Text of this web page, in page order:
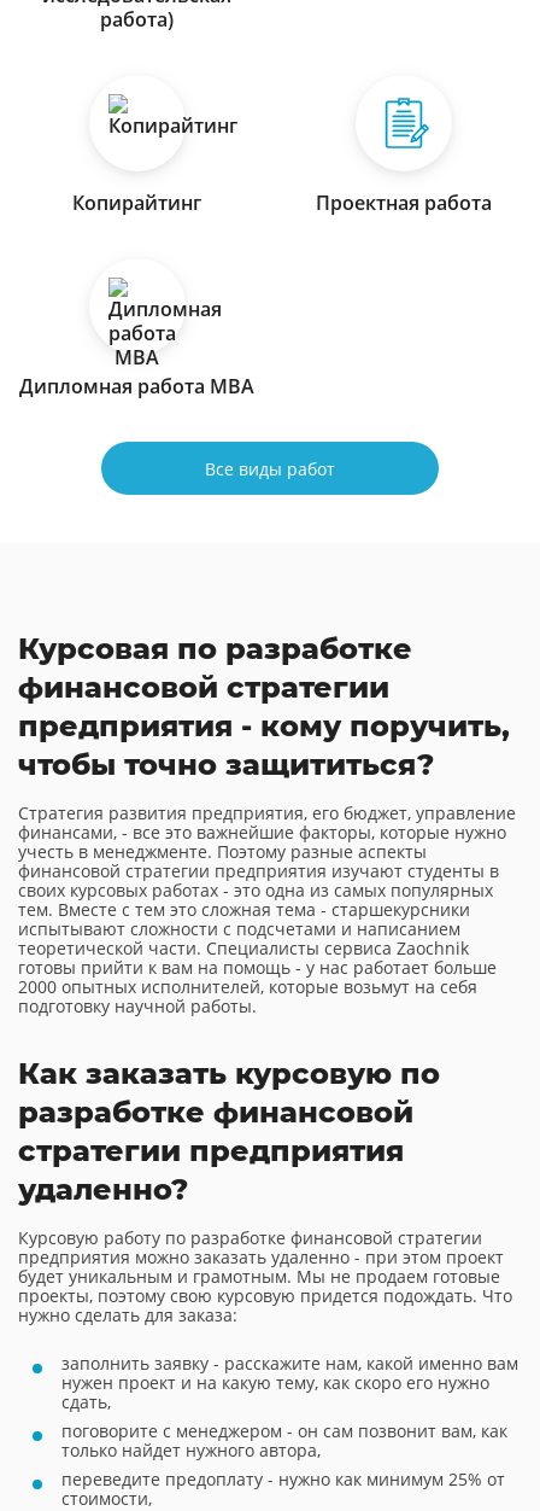
работа)
Копирайтинг Проектная работа
Дипломная работа МВА
Все виды работ
Курсовая по разработке
финансовой стратегии
предприятия - кому поручить,
чтобы точно защититься?
Стратегия развития предприятия, его бюджет, управление
финансами, - все это важнейшие факторы, которые нужно
учесть в менеджменте. Поэтому разные аспекты
финансовой стратегии предприятия изучают студенты в
своих курсовых работах - это одна из самых популярных
тем. Вместе с тем это сложная тема - старшекурсники
испытывают сложности с подсчетами и написанием
теоретической части. Специалисты сервиса Zaochnik
готовы прийти к вам на помощь - у нас работает больше
2000 опытных исполнителей, которые возьмут на себя
подготовку научной работы.
Как заказать курсовую по
разработке финансовой
стратегии предприятия
удаленно?
Курсовую работу по разработке финансовой стратегии
предприятия можно заказать удаленно - при этом проект
будет уникальным и грамотным. Мы не продаем готовые
проекты, поэтому свою курсовую придется подождать. Что
нужно сделать для заказа:
заполнить заявку - расскажите нам, какой именно вам
нужен проект и на какую тему, как скоро его нужно
сдать,
поговорите с менеджером - он сам позвонит вам, как
только найдет нужного автора,
переведите предоплату - нужно как минимум 25% от
стоимости,